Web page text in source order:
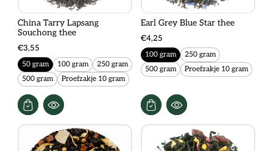
China Tarry Lapsang
Souchong thee
€3,55
50 gram 100 gram
250 gram
500 gram
Proefzakje 10 gram
Earl Grey Blue Star thee
€4,25
100 gram
250 gram
500 gram
Proefzakje 10 gram